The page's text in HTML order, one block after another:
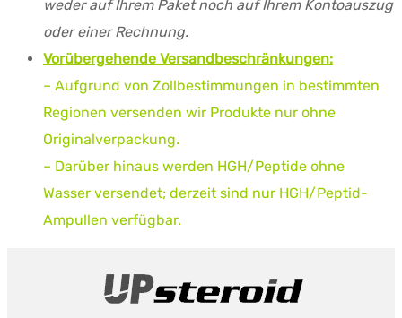
weder auf Ihrem Paket noch auf Ihrem Kontoauszug
oder einer Rechnung.
Vorübergehende Versandbeschränkungen:
– Aufgrund von Zollbestimmungen in bestimmten
Regionen versenden wir Produkte nur ohne
Originalverpackung.
– Darüber hinaus werden HGH/Peptide ohne
Wasser versendet; derzeit sind nur HGH/Peptid-
Ampullen verfügbar.